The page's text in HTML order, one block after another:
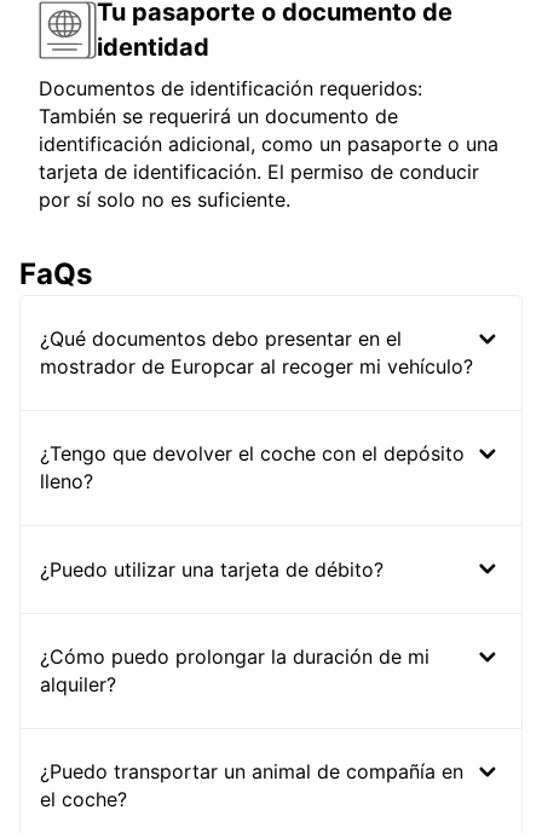
Tu pasaporte o documento de
identidad
Documentos de identificación requeridos:
También se requerirá un documento de
identificación adicional, como un pasaporte o una
tarjeta de identificación. El permiso de conducir
por sí solo no es suficiente.
FaQs
¿Qué documentos debo presentar en el
mostrador de Europcar al recoger mi vehículo?
¿Tengo que devolver el coche con el depósito
lleno?
¿Puedo utilizar una tarjeta de débito?
¿Cómo puedo prolongar la duración de mi
alquiler?
¿Puedo transportar un animal de compañía en
el coche?